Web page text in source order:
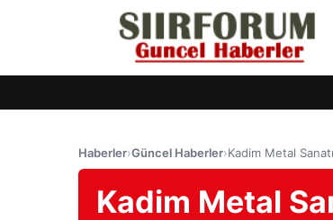
Haberler›Güncel Haberler›Kadim Metal
Kadim Metal